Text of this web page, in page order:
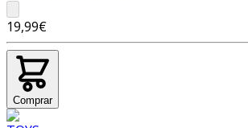
19,99€
Comprar